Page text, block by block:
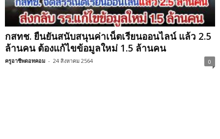
กสทช. ยืนยันสนับสนุนค่าเน็ตเรียนออนไลน์ แล้ว 2.5
ล้านคน ต้องแก้ไขข้อมูลใหม่ 1.5 ล้านคน
ครูอาชีพดอทคอม - 24 สิงหาคม 2564 0